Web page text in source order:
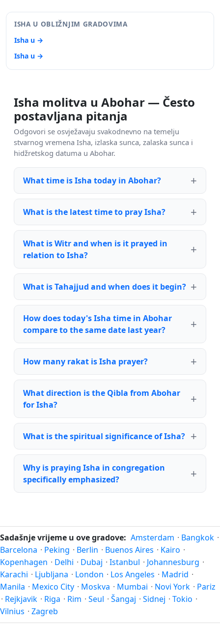
ISHA U OBLIŽNJIM GRADOVIMA
Isha u →
Isha u →
Isha molitva u Abohar — Često
postavljana pitanja
Odgovori se osvježavaju svakodnevno na temelju
stvarnog vremena Isha, izlaska sunca, zalaska sunca i
hidžretskog datuma u Abohar.
What time is Isha today in Abohar?
What is the latest time to pray Isha?
What is Witr and when is it prayed in
relation to Isha?
What is Tahajjud and when does it begin?
How does today's Isha time in Abohar
compare to the same date last year?
How many rakat is Isha prayer?
What direction is the Qibla from Abohar
for Isha?
What is the spiritual significance of Isha?
Why is praying Isha in congregation
specifically emphasized?
Sadašnje vrijeme u ove gradove: Amsterdam · Bangkok ·
Barcelona · Peking · Berlin · Buenos Aires · Kairo ·
Kopenhagen · Delhi · Dubaj · Istanbul · Johannesburg ·
Karachi · Ljubljana · London · Los Angeles · Madrid ·
Manila · Mexico City · Moskva · Mumbai · Novi York · Pariz
· Rejkjavik · Riga · Rim · Seul · Šangaj · Sidnej · Tokio ·
Vilnius · Zagreb